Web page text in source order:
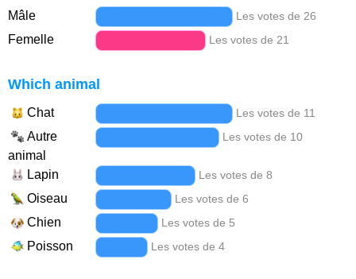
Mâle Les votes de 26
Femelle Les votes de 21
Which animal
Chat Les votes de 11
Autre
animal
Les votes de 10
Lapin Les votes de 8
Oiseau Les votes de 6
Chien Les votes de 5
Poisson Les votes de 4